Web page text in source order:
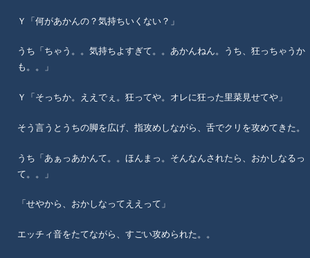
Ｙ「何があかんの？気持ちいくない？」
うち「ちゃう。。気持ちよすぎて。。あかんねん。うち、狂っちゃうか
も。。」
Ｙ「そっちか。ええでぇ。狂ってや。オレに狂った里菜見せてや」
そう言うとうちの脚を広げ、指攻めしながら、舌でクリを攻めてきた。
うち「あぁっあかんて。。ほんまっ。そんなんされたら、おかしなるっ
て。。」
「せやから、おかしなってええって」
エッチィ音をたてながら、すごい攻められた。。